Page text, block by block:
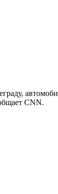
CNN.